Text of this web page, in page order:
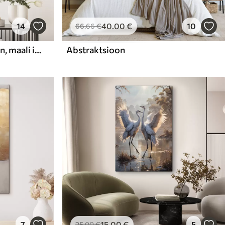
14
Abstraktne kompositsioon, maali imitatsioon
66.66€40.00€ 10
Abstraktsioon